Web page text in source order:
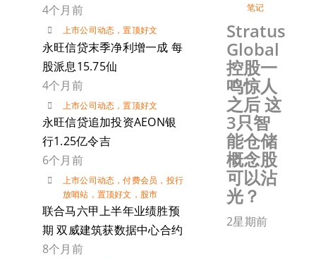
4个月前
上市公司动态 ，置顶好文
永旺信贷末季净利增一成 每
股派息15.75仙
4个月前
上市公司动态 ，置顶好文
永旺信贷追加投资AEON银
行1.25亿令吉
6个月前
上市公司动态 ，付费会员 ， 投行
放哨站 ， 置顶好文 ， 股市
联合马六甲上半年业绩胜预
期 双威建筑获数据中心合约
8个月前
笔记
Stratus
Global
控股一
鸣惊人
之后 这
3只智
能仓储
概念股
可以沾
光？
2星期前